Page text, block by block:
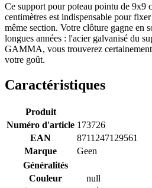
Ce support pour poteau pointu de 9x9
centimètres est indispensable pour
même section. Votre clôture gagne en
longues années : l'acier galvanisé du
GAMMA, vous trouverez certainement
votre goût.
Caractéristiques
Produit
Numéro d'article 173726
EAN
8711247129561
Marque
Geen
Généralités
Couleur
null